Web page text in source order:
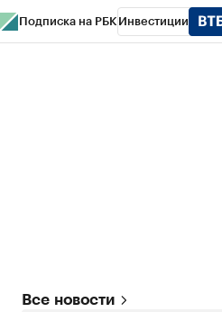
Подписка на РБК Инвестиции
Все новости